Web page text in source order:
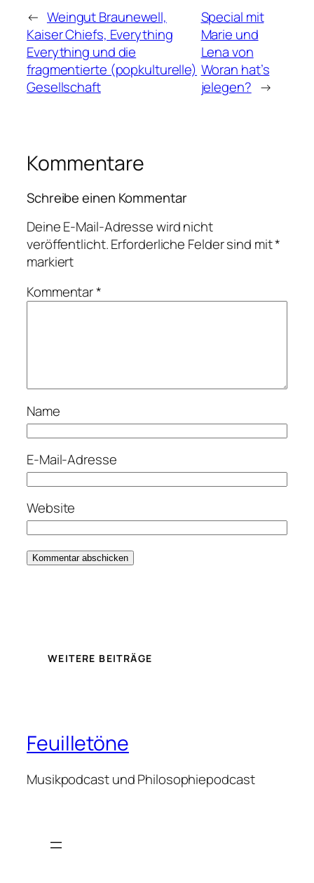
← Weingut Braunewell,
Kaiser Chiefs, Everything
Everything und die
fragmentierte (popkulturelle)
Gesellschaft
Special mit
Marie und
Lena von
Woran hat’s
jelegen? →
Kommentare
Schreibe einen Kommentar
Deine E-Mail-Adresse wird nicht
veröffentlicht.Erforderliche Felder sind mit*
markiert
Kommentar*
Name
E-Mail-Adresse
Website
WEITERE BEITRÄGE
Feuilletöne
Musikpodcast und Philosophiepodcast